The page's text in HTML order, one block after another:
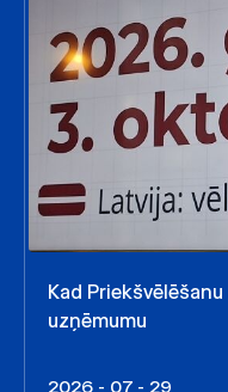
Kad
uzņēmumu
2026 - 07 - 29